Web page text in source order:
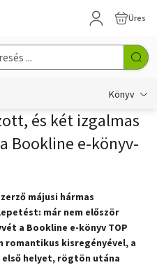
Üres
Könyv
és két izgalmas
Bookline e-könyv-
májusi hármas
már nem először
a Bookline e-könyv TOP
romantikus kisregényével, a
helyet, rögtön utána